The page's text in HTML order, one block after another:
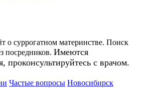
о суррогатном материнстве. Поиск
посредников. Имеются
проконсультируйтесь с врачом.
Частые вопросы Новосибирск